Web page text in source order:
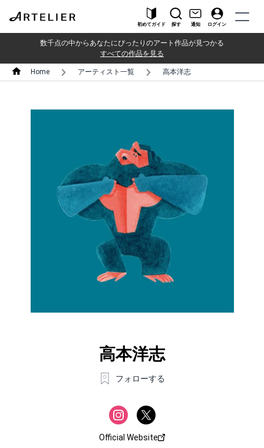
初めてガイド 探す 通知 ログイン
数千点の中からあなたにぴったりのアート作品が見つかる
すべての作品を見る
Home アーティスト一覧 高本洋志
高本洋志
フォローする
Official Website